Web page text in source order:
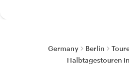
Germany Berlin
Halbtagestouren